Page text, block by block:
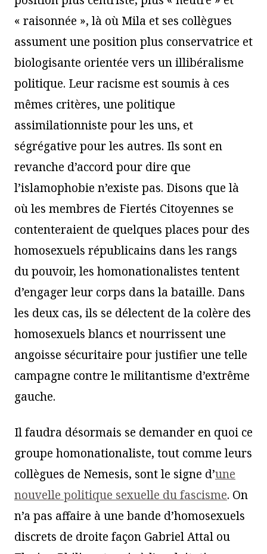
« raisonnée », là où Mila et ses collègues
assument une position plus conservatrice et
biologisante orientée vers un illibéralisme
politique. Leur racisme est soumis à ces
mêmes critères, une politique
assimilationniste pour les uns, et
ségrégative pour les autres. Ils sont en
revanche d’accord pour dire que
l’islamophobie n’existe pas. Disons que là
où les membres de Fiertés Citoyennes se
contenteraient de quelques places pour des
homosexuels républicains dans les rangs
du pouvoir, les homonationalistes tentent
d’engager leur corps dans la bataille. Dans
les deux cas, ils se délectent de la colère des
homosexuels blancs et nourrissent une
angoisse sécuritaire pour justifier une telle
campagne contre le militantisme d’extrême
gauche.
Il faudra désormais se demander en quoi ce
groupe homonationaliste, tout comme leurs
collègues de Nemesis, sont le signe d’une
nouvelle politique sexuelle du fascisme. On
n’a pas affaire à une bande d’homosexuels
discrets de droite façon Gabriel Attal ou